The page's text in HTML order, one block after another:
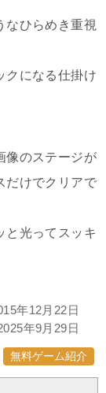
なひらめき重視
クになる仕掛け
像のステージが
だけでクリアで
と光ってスッキ
年12月22日
年9月29日
無料ゲーム紹介